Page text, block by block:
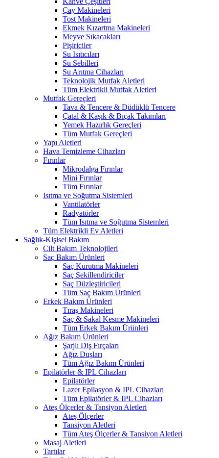
Çay Makineleri
Tost Makineleri
Ekmek Kızartma Makineleri
Meyve Sıkacakları
Pişiriciler
Su Isıtıcıları
Su Sebilleri
Su Arıtma Cihazları
Teknolojik Mutfak Aletleri
Tüm Elektrikli Mutfak Aletleri
Mutfak Gereçleri
Tava & Tencere & Düdüklü Tencere
Çatal & Kaşık & Bıçak Takımları
Yemek Hazırlık Gereçleri
Tüm Mutfak Gereçleri
Yapı Aletleri
Hava Temizleme Cihazları
Fırınlar
Mikrodalga Fırınlar
Mini Fırınlar
Tüm Fırınlar
Isıtma ve Soğutma Sistemleri
Vantilatörler
Radyatörler
Tüm Isıtma ve Soğutma Sistemleri
Tüm Elektrikli Ev Aletleri
Sağlık-Kişisel Bakım
Cilt Bakım Teknolojileri
Saç Bakım Ürünleri
Saç Kurutma Makineleri
Saç Şekillendiriciler
Saç Düzleştiricileri
Tüm Saç Bakım Ürünleri
Erkek Bakım Ürünleri
Tıraş Makineleri
Saç & Sakal Kesme Makineleri
Tüm Erkek Bakım Ürünleri
Ağız Bakım Ürünleri
Şarjlı Diş Fırçaları
Ağız Duşları
Tüm Ağız Bakım Ürünleri
Epilatörler & IPL Cihazları
Epilatörler
Lazer Epilasyon & IPL Cihazları
Tüm Epilatörler & IPL Cihazları
Ateş Ölçerler & Tansiyon Aletleri
Ateş Ölçerler
Tansiyon Aletleri
Tüm Ateş Ölçerler & Tansiyon Aletleri
Masaj Aletleri
Tartılar